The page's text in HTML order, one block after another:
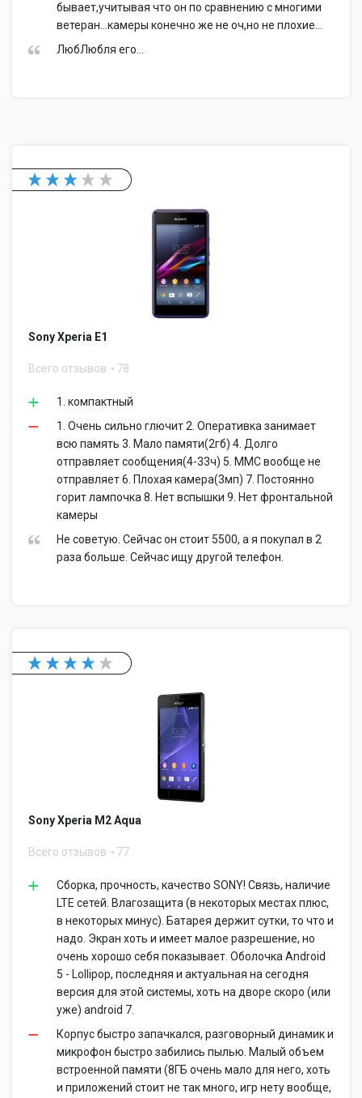
бывает,учитывая что он по сравнению с многими
ветеран...камеры конечно же не оч,но не плохие...
ЛюбЛюбля его...
Sony Xperia E1
Всего отзывов 78
1. компактный
1. Очень сильно глючит 2. Оперативка занимает
всю память 3. Мало памяти(2гб) 4. Долго
отправляет сообщения(4-33ч) 5. ММС вообще не
отправляет 6. Плохая камера(3мп) 7. Постоянно
горит лампочка 8. Нет вспышки 9. Нет фронтальной
камеры
Не советую. Сейчас он стоит 5500, а я покупал в 2
раза больше. Сейчас ищу другой телефон.
Sony Xperia M2 Aqua
Всего отзывов 77
Сборка, прочность, качество SONY! Связь, наличие
LTE сетей. Влагозащита (в некоторых местах плюс,
в некоторых минус). Батарея держит сутки, то что и
надо. Экран хоть и имеет малое разрешение, но
очень хорошо себя показывает. Оболочка Android
5 - Lollipop, последняя и актуальная на сегодня
версия для этой системы, хоть на дворе скоро (или
уже) android 7.
Корпус быстро запачкался, разговорный динамик и
микрофон быстро забились пылью. Малый объем
встроенной памяти (8ГБ очень мало для него, хоть
и приложений стоит не так много, игр нету вообще,